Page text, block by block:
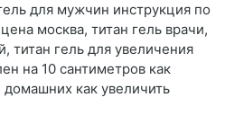
для мужчин инструкция по
москва, титан гель врачи,
титан гель для увеличения
на 10 сантиметров как
как увеличить